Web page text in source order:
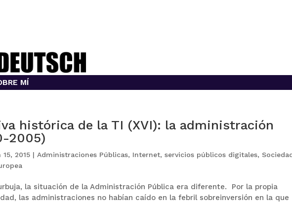
MÍ
histórica de la TI (XVI): la administración
2005)
15, 2015 |Administraciones Públicas, Internet,servicios públicos digitales,
la situación de la Administración Pública era diferente. Por la propia
las administraciones no habían caído en la febril sobreinversión en la que